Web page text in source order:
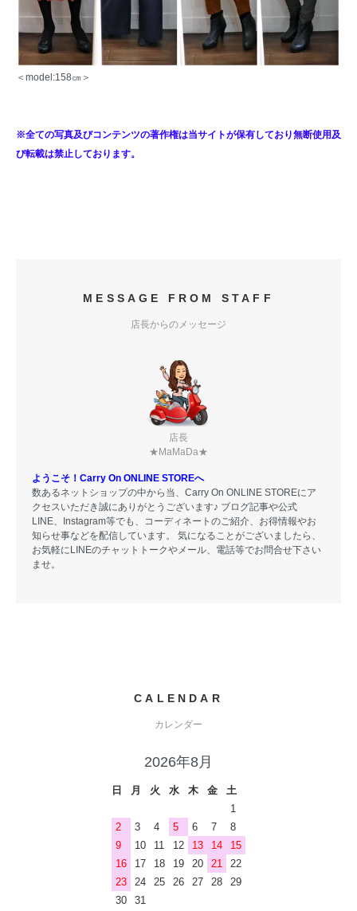
＜model:158㎝＞
※全ての写真及びコンテンツの著作権は当サイトが保有しており無断使用及
び転載は禁止しております。
MESSAGE FROM STAFF
店長からのメッセージ
店長
★MaMaDa★
ようこそ！Carry On ONLINE STOREへ
数あるネットショップの中から当、Carry On ONLINE STOREにア
クセスいただき誠にありがとうございます♪ ブログ記事や公式
LINE、Instagram等でも、コーディネートのご紹介、お得情報やお
知らせ事などを配信しています。 気になることがございましたら、
お気軽にLINEのチャットトークやメール、電話等でお問合せ下さい
ませ。
CALENDAR
カレンダー
2026年8月
日 月 火 水 木 金
土
1
2
3 4 5 6 7
8
9
10 11 12 13 14
15
16
17 18 19 20 21
22
23
24 25 26 27 28
29
30
31